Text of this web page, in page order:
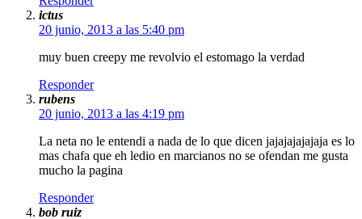
ictus
20 junio, 2013 a las 5:40 pm
muy buen creepy me revolvio el estomago la verdad
Responder
rubens
20 junio, 2013 a las 4:19 pm
La neta no le entendi a nada de lo que dicen jajajajajajaja es lo
mas chafa que eh ledio en marcianos no se ofendan me gusta
mucho la pagina
Responder
bob ruiz